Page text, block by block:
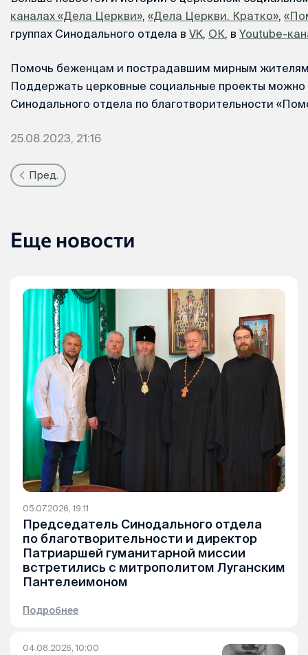
каналах «Дела Церкви», «Дела Церкви. Кратко»,
группах Синодального отдела в VK, ОК, в Youtube-
Помочь беженцам и пострадавшим мирным
Поддержать церковные социальные проекты
Синодального отдела по благотворительности
25.08.2023, 21:16
Пред.
Еще новости
05.07.2026, 19:11
Председатель Синодального отдела
по благотворительности и директор
Патриаршей гуманитарной миссии
встретились с митрополитом Луганским
Пантелеимоном
Подробнее
04.08.2026, 10:00